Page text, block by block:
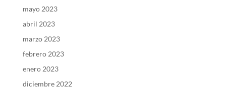
mayo 2023
abril 2023
marzo 2023
febrero 2023
enero 2023
diciembre 2022